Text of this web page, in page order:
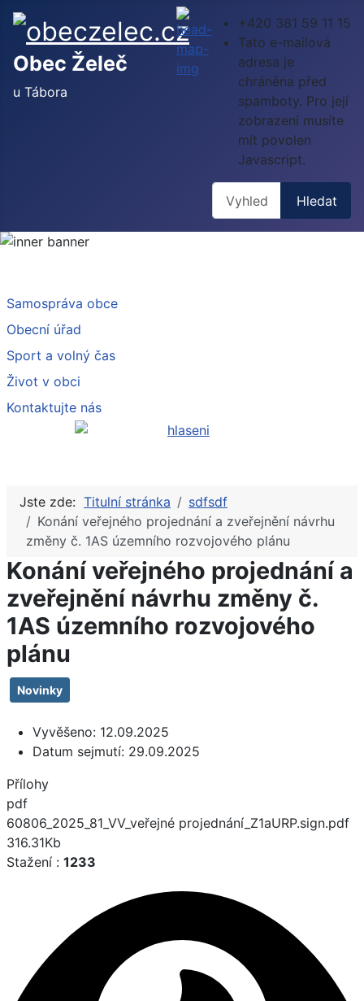
Obec Želeč
u Tábora
+420 381 59 11 15
Tato e-mailová
adresa je
chráněna před
spamboty. Pro její
zobrazení musíte
mít povolen
Javascript.
Hledat
Samospráva obce
Obecní úřad
Sport a volný čas
Život v obci
Kontaktujte nás
Jste zde: Titulní stránka
sdfsdf
Konání veřejného projednání a zveřejnění návrhu
změny č. 1AS územního rozvojového plánu
Konání veřejného projednání a
zveřejnění návrhu změny č.
1AS územního rozvojového
plánu
Novinky
Vyvěšeno: 12.09.2025
Datum sejmutí: 29.09.2025
Přílohy
pdf
60806_2025_81_VV_veřejné projednání_Z1aURP.sign.pdf
316.31Kb
Stažení : 1233